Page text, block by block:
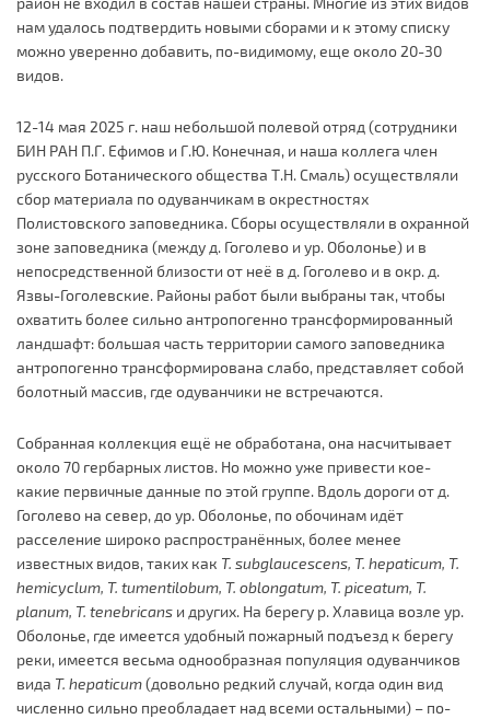
нам удалось подтвердить новыми сборами и к этому списку
можно уверенно добавить, по-видимому, еще около 20-30
видов.
12-14 мая 2025 г. наш небольшой полевой отряд (сотрудники
БИН РАН П.Г. Ефимов и Г.Ю. Конечная, и наша коллега член
русского Ботанического общества Т.Н. Смаль) осуществляли
сбор материала по одуванчикам в окрестностях
Полистовского заповедника. Сборы осуществляли в охранной
зоне заповедника (между д. Гоголево и ур. Оболонье) и в
непосредственной близости от неё в д. Гоголево и в окр. д.
Язвы-Гоголевские. Районы работ были выбраны так, чтобы
охватить более сильно антропогенно трансформированный
ландшафт: большая часть территории самого заповедника
антропогенно трансформирована слабо, представляет собой
болотный массив, где одуванчики не встречаются.
Собранная коллекция ещё не обработана, она насчитывает
около 70 гербарных листов. Но можно уже привести кое-
какие первичные данные по этой группе. Вдоль дороги от д.
Гоголево на север, до ур. Оболонье, по обочинам идёт
расселение широко распространённых, более менее
известных видов, таких как T. subglaucescens, T. hepaticum, T.
hemicyclum, T. tumentilobum, T. oblongatum, T. piceatum, T.
planum, T. tenebricans и других. На берегу р. Хлавица возле ур.
Оболонье, где имеется удобный пожарный подъезд к берегу
реки, имеется весьма однообразная популяция одуванчиков
вида T. hepaticum(довольно редкий случай, когда один вид
численно сильно преобладает над всеми остальными) – по-